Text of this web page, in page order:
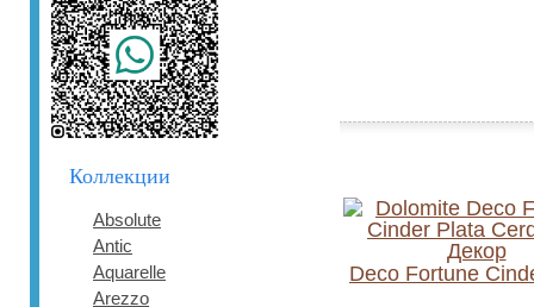
Коллекции
Absolute
Antic
Aquarelle
Arezzo
Deco Fortune